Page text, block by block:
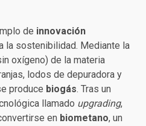
de innovación
la sostenibilidad. Mediante la
oxígeno) de la materia
lodos de depuradora y
produce biogás. Tras un
llamado upgrading,
en biometano, un